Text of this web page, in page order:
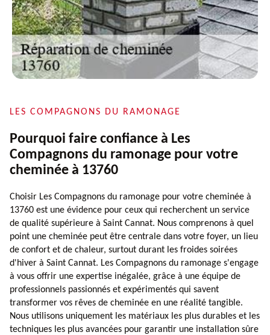
LES COMPAGNONS DU RAMONAGE
Pourquoi faire confiance à Les
Compagnons du ramonage pour votre
cheminée à 13760
Choisir Les Compagnons du ramonage pour votre cheminée à
13760 est une évidence pour ceux qui recherchent un service
de qualité supérieure à Saint Cannat. Nous comprenons à quel
point une cheminée peut être centrale dans votre foyer, un lieu
de confort et de chaleur, surtout durant les froides soirées
d'hiver à Saint Cannat. Les Compagnons du ramonage s'engage
à vous offrir une expertise inégalée, grâce à une équipe de
professionnels passionnés et expérimentés qui savent
transformer vos rêves de cheminée en une réalité tangible.
Nous utilisons uniquement les matériaux les plus durables et les
techniques les plus avancées pour garantir une installation sûre